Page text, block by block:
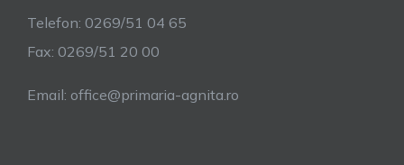
Telefon: 0269/51 04 65
Fax: 0269/51 20 00
Email: office@primaria-agnita.ro